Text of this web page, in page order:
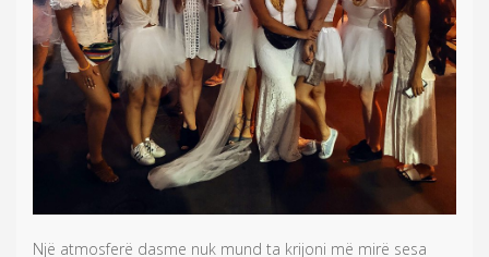
Një atmosferë dasme nuk mund ta krijoni më mirë sesa